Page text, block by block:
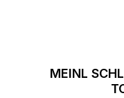
MEINL